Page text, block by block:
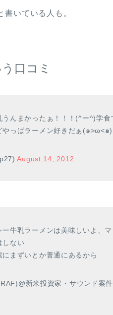
書いている人も。
口コミ
うんまかったぁ！！！(^ー^)学
やっぱラーメン好きだぁ(๑>ω<๑)
August 14, 2012
ー牛乳ラーメンは美味しいよ、
しない
にまずいとか普通にあるから
新米投資家・サウンド案